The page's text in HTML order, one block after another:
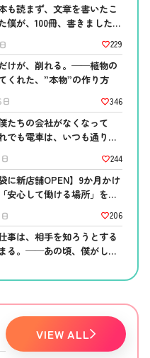
本も読まず、文章を書いたこ
僕が、100冊、書きました。
229
けが、削れる。──植物の
くれた、”本物”の作り方
346
たちの会社がなくなって
も電車は、いつも通り走
244
に新店舗OPEN】9か月かけ
安心して働ける場所」を作
206
事は、相手を知ろうとする
る。──あの頃、僕がして
VIEW ALL